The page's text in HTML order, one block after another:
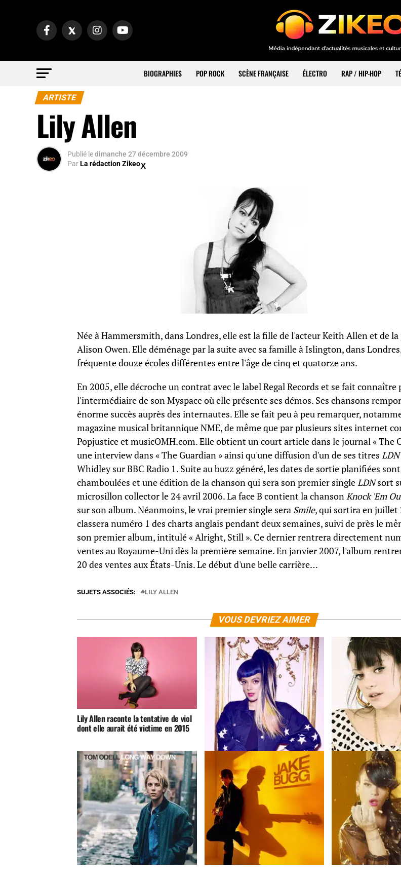
BIOGRAPHIES POP ROCK SCÈNE FRANÇAISE ÉLECTRO RAP / HIP-HOP
ARTISTE
Lily Allen
Publié ledimanche 27 décembre 2009
ParLa rédaction Zikeo
Née à Hammersmith, dans Londres, elle est la fille de l'acteur Keith Allen et de
Alison Owen. Elle déménage par la suite avec sa famille à Islington, dans
fréquente douze écoles différentes entre l'âge de cinq et quatorze ans.
En 2005, elle décroche un contrat avec le label Regal Records et se fait connaître
l'intermédiaire de son Myspace où elle présente ses démos. Ses chansons
énorme succès auprès des internautes. Elle se fait peu à peu remarquer,
magazine musical britannique NME, de même que par plusieurs sites internet
Popjustice et musicOMH.com. Elle obtient un court article dans le journal « The
une interview dans « The Guardian » ainsi qu'une diffusion d'un de ses titres LDN
Whidley sur BBC Radio 1. Suite au buzz généré, les dates de sortie planifiées sont
chamboulées et une édition de la chanson qui sera son premier singleLDNsort
microsillon collector le 24 avril 2006. La face B contient la chansonKnock 'Em
sur son album. Néanmoins, le vrai premier single sera Smile, qui sortira en juillet
classera numéro 1 des charts anglais pendant deux semaines, suivi de près le
son premier album, intitulé « Alright, Still ». Ce dernier rentrera directement
ventes au Royaume-Uni dès la première semaine. En janvier 2007, l'album
20 des ventes aux États-Unis. Le début d'une belle carrière…
SUJETS ASSOCIÉS: LILY ALLEN
VOUS DEVRIEZ AIMER
Lily Allen raconte la tentative de viol
dont elle aurait été victime en 2015
Concert Lily Allen : la billetterie est
ouverte !
Lily Allen de retour
Sheezus »